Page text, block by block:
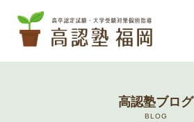
高認塾ブログ
BLOG